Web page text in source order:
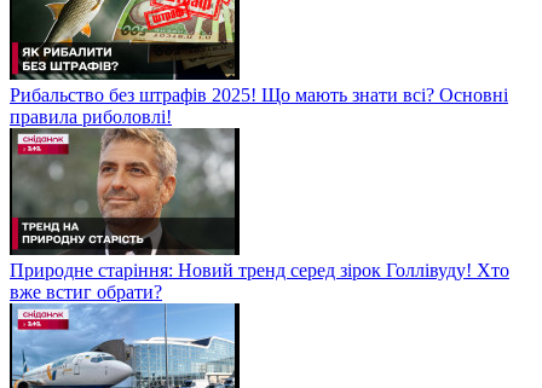
Рибальство без штрафів 2025! Що мають знати всі? Основні
правила риболовлі!
Природне старіння: Новий тренд серед зірок Голлівуду! Хто
вже встиг обрати?